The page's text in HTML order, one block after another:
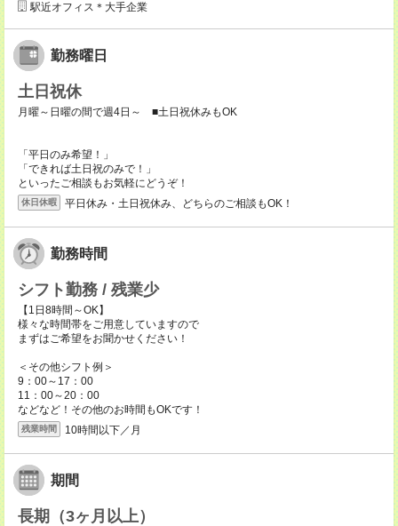
駅近オフィス＊大手企業
勤務曜日
土日祝休
月曜～日曜の間で週4日～ ■土日祝休みもOK
「平日のみ希望！」
「できれば土日祝のみで！」
といったご相談もお気軽にどうぞ！
休日休暇 平日休み・土日祝休み、どちらのご相談もOK！
勤務時間
シフト勤務 / 残業少
【1日8時間～OK】
様々な時間帯をご用意していますので
まずはご希望をお聞かせください！
＜その他シフト例＞
9：00～17：00
11：00～20：00
などなど！その他のお時間もOKです！
残業時間 10時間以下／月
期間
長期（3ヶ月以上）